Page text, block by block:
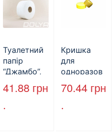
Туалетний
папір
“Джамбо”,
B2B
Service,
41.88 грн
.
Кришка
для
одноразов
ої пляшки,
ПЕТ,
70.44 грн
.